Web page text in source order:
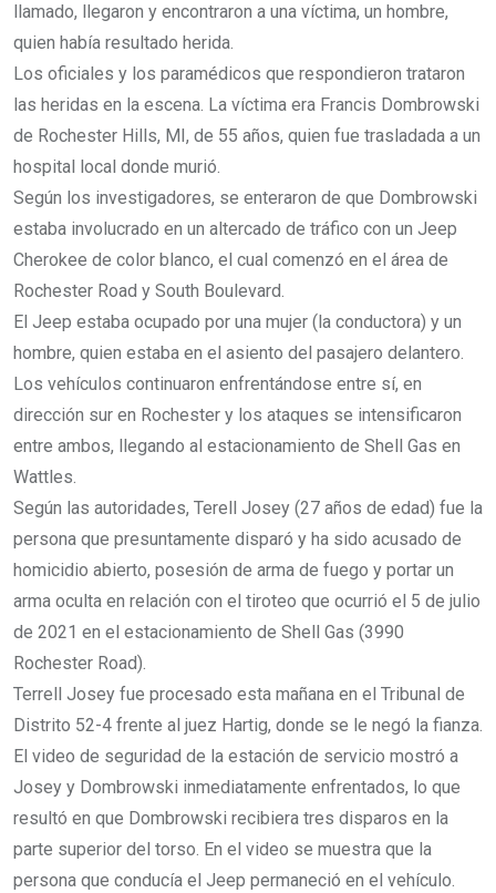
llamado, llegaron y encontraron a una víctima, un hombre,
quien había resultado herida.
Los oficiales y los paramédicos que respondieron trataron
las heridas en la escena. La víctima era Francis Dombrowski
de Rochester Hills, MI, de 55 años, quien fue trasladada a un
hospital local donde murió.
Según los investigadores, se enteraron de que Dombrowski
estaba involucrado en un altercado de tráfico con un Jeep
Cherokee de color blanco, el cual comenzó en el área de
Rochester Road y South Boulevard.
El Jeep estaba ocupado por una mujer (la conductora) y un
hombre, quien estaba en el asiento del pasajero delantero.
Los vehículos continuaron enfrentándose entre sí, en
dirección sur en Rochester y los ataques se intensificaron
entre ambos, llegando al estacionamiento de Shell Gas en
Wattles.
Según las autoridades, Terell Josey (27 años de edad) fue la
persona que presuntamente disparó y ha sido acusado de
homicidio abierto, posesión de arma de fuego y portar un
arma oculta en relación con el tiroteo que ocurrió el 5 de julio
de 2021 en el estacionamiento de Shell Gas (3990
Rochester Road).
Terrell Josey fue procesado esta mañana en el Tribunal de
Distrito 52-4 frente al juez Hartig, donde se le negó la fianza.
El video de seguridad de la estación de servicio mostró a
Josey y Dombrowski inmediatamente enfrentados, lo que
resultó en que Dombrowski recibiera tres disparos en la
parte superior del torso. En el video se muestra que la
persona que conducía el Jeep permaneció en el vehículo.